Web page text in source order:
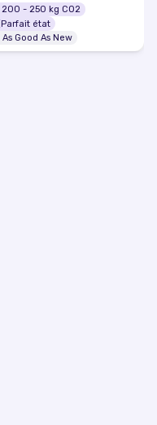
200 - 250 kg CO2
Parfait état
As Good As New